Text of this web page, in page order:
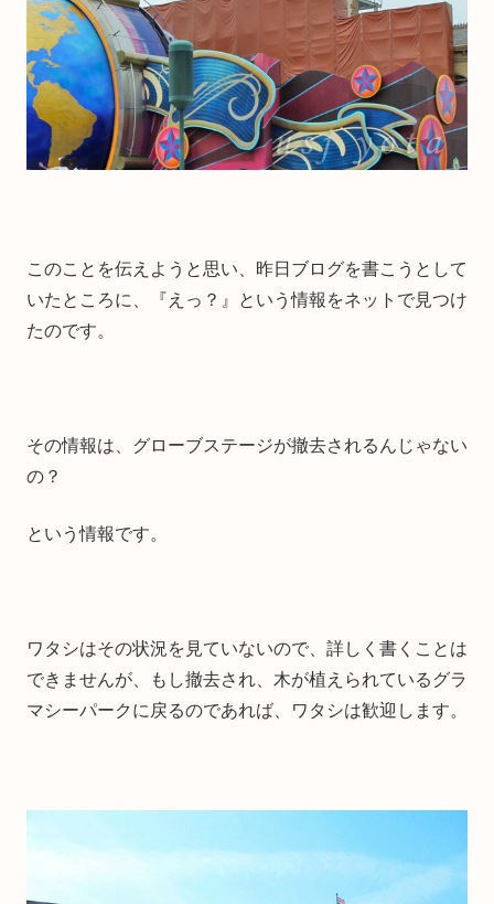
このことを伝えようと思い、昨日ブログを書こうとして
いたところに、『えっ？』という情報をネットで見つけ
たのです。
その情報は、グローブステージが撤去されるんじゃない
の？
という情報です。
ワタシはその状況を見ていないので、詳しく書くことは
できませんが、もし撤去され、木が植えられているグラ
マシーパークに戻るのであれば、ワタシは歓迎します。